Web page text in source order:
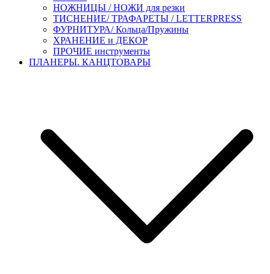
НОЖНИЦЫ / НОЖИ для резки
ТИСНЕНИЕ/ ТРАФАРЕТЫ / LETTERPRESS
ФУРНИТУРА/ Кольца/Пружины
ХРАНЕНИЕ и ДЕКОР
ПРОЧИЕ инструменты
ПЛАНЕРЫ. КАНЦТОВАРЫ